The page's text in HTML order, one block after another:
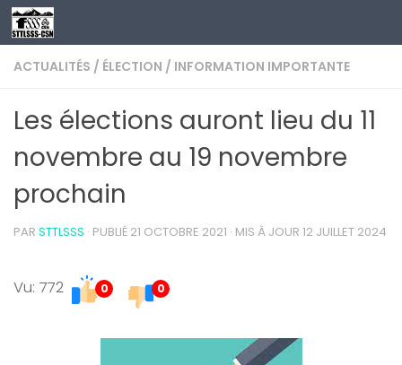
Au dessous du contenu
ACTUALITÉS / ÉLECTION / INFORMATION IMPORTANTE
Les élections auront lieu du 11
novembre au 19 novembre
prochain
PAR STTLSSS · PUBLIÉ 21 OCTOBRE 2021 · MIS À JOUR 12 JUILLET 2024
Vu: 772 0 0